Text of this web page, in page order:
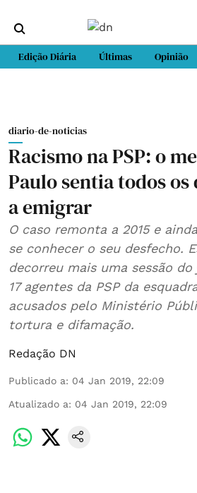
Edição Diária Últimas Opinião
diario-de-noticias
Racismo na PSP: o
Paulo sentia todos
a emigrar
O caso remonta a 2015 e
se conhecer o seu desfecho.
decorreu mais uma sessão
17 agentes da PSP da
acusados pelo Ministério
tortura e difamação.
Redação DN
Publicado a: 04 Jan 2019, 22:09
Atualizado a: 04 Jan 2019, 22:09